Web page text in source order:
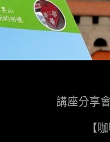
講座分享
【